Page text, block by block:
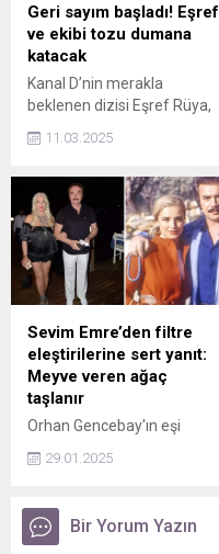
Geri sayım başladı! Eşref
ve ekibi tozu dumana
katacak
Kanal D’nin merakla
beklenen dizisi Eşref Rüya,
Çarşamba akşamı izleyici
11.03.2025
Sevim Emre’den filtre
eleştirilerine sert yanıt:
Meyve veren ağaç
taşlanır
Orhan Gencebay'ın eşi
medyada filtreli
geldi. Emre, eleştirilere
'Meyve veren ağaç taşlanır'
29.01.2025
Bir Yorum Yazın